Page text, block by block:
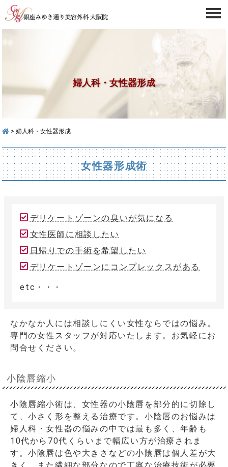
婦人科・女性器形成
> 婦人科・女性器形成
女性器形成術
デリケートゾーンの臭いが気になる
女性医師に相談したい
日帰りでの手術を希望したい
デリケートゾーンにコンプレックスがある
etc・・・
なかなか人には相談しにくい女性ならではの悩み。
専門の女性スタッフが対応いたします。お気軽にお
問合せください。
小陰唇縮小
小陰唇縮小術は、女性器の小陰唇を部分的に切除し
て、小さく形を整える治療です。小陰唇のお悩みは
婦人科・女性器の悩みの中では最も多く、年齢も
10代から70代くらいまで幅広い方が治療されま
す。小陰唇は色や大きさなどの小陰唇は個人差が大